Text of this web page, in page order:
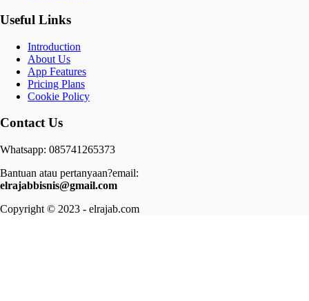
Useful Links
Introduction
About Us
App Features
Pricing Plans
Cookie Policy
Contact Us
Whatsapp: 085741265373
Bantuan atau pertanyaan?email:
elrajabbisnis@gmail.com
Copyright © 2023 - elrajab.com